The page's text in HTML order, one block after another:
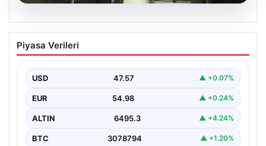
Mardin’in Derik ilçesinde trajik kaza: 3
yaşındaki Eslem hayatını kaybetti
küçük bir kız çocuğu olan Eslem Talan…
Piyasa Verileri
USD 47.57 ▲ +0.07%
EUR 54.98 ▲ +0.24%
ALTIN 6495.3 ▲ +4.24%
BTC 3078794 ▲ +1.20%